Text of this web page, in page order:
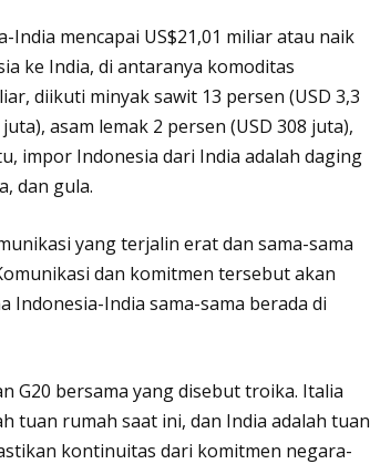
mencapai US$21,01 miliar atau naik
ke India, di antaranya komoditas
diikuti minyak sawit 13 persen (USD 3,3
asam lemak 2 persen (USD 308 juta),
impor Indonesia dari India adalah daging
dan gula.
yang terjalin erat dan sama-sama
dan komitmen tersebut akan
Indonesia-India sama-sama berada di
G20 bersama yang disebut troika. Italia
tuan rumah saat ini, dan India adalah tuan
kontinuitas dari komitmen negara-